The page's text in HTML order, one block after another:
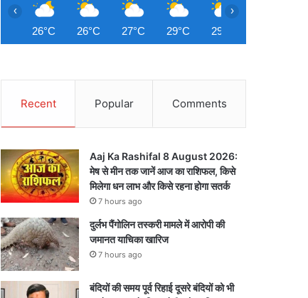
26°C 26°C 27°C 29°C 29°C
‹ ›
Recent Popular Comments
Aaj Ka Rashifal 8 August 2026:
मेष से मीन तक जानें आज का राशिफल, किसे
मिलेगा धन लाभ और किसे रहना होगा सतर्क
7 hours ago
दुर्लभ पैंगोलिन तस्करी मामले में आरोपी की
जमानत याचिका खारिज
7 hours ago
बंदियों की समय पूर्व रिहाई दूसरे बंदियों को भी